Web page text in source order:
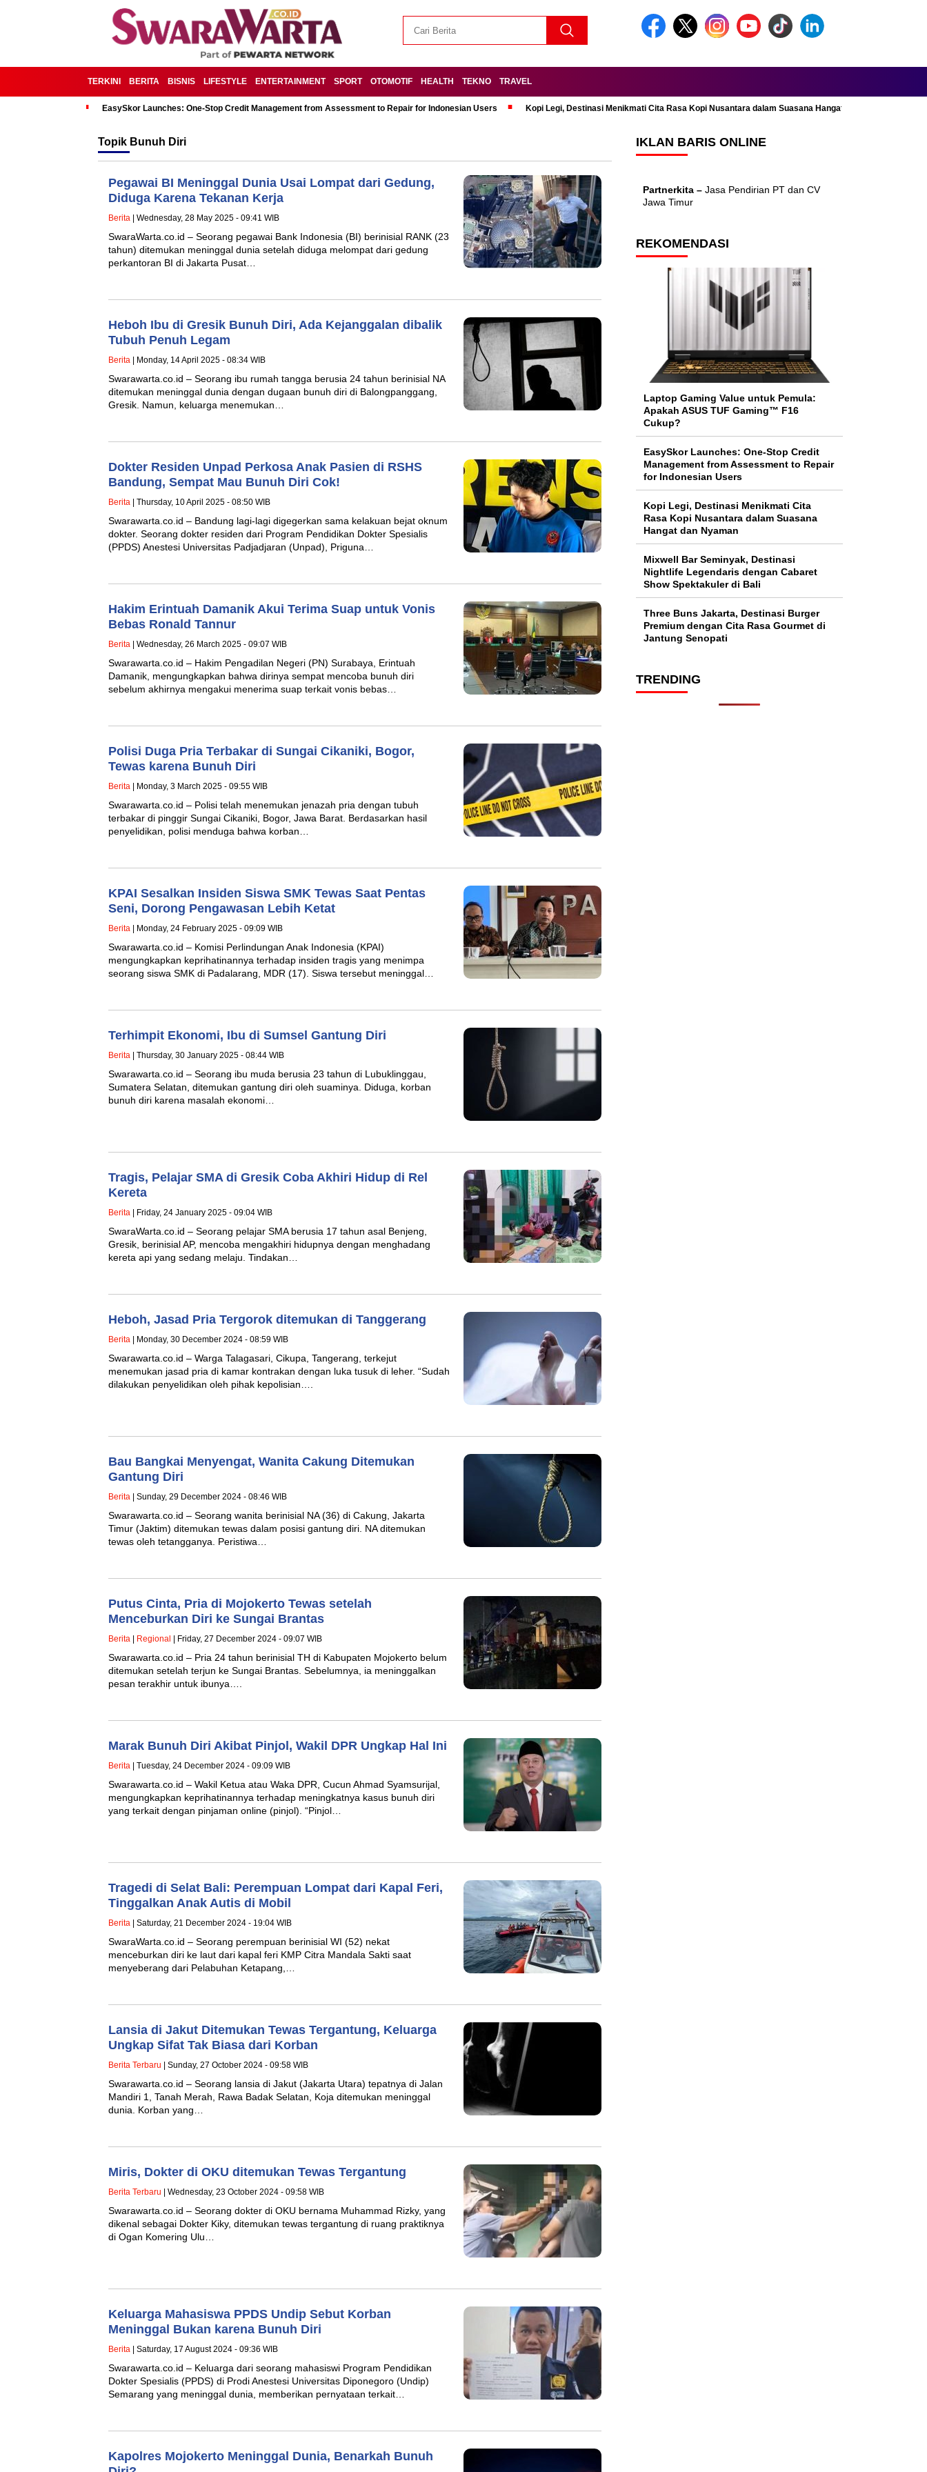
TERKINI BERITA BISNIS LIFESTYLE ENTERTAINMENT SPORT OTOMOTIF HEALTH TEKNO TRAVEL
EasySkor Launches: One-Stop Credit Management from Assessment to Repair for Indonesian Users Kopi Legi, Destinasi Menikmati Cita Rasa Kopi Nusantara dalam Suasana Hangat dan Nyaman
Topik Bunuh Diri
Pegawai BI Meninggal Dunia Usai Lompat dari Gedung,
Diduga Karena Tekanan Kerja
Berita | Wednesday, 28 May 2025 - 09:41 WIB
SwaraWarta.co.id – Seorang pegawai Bank Indonesia (BI) berinisial RANK (23
tahun) ditemukan meninggal dunia setelah diduga melompat dari gedung
perkantoran BI di Jakarta Pusat…
Heboh Ibu di Gresik Bunuh Diri, Ada Kejanggalan dibalik
Tubuh Penuh Legam
Berita | Monday, 14 April 2025 - 08:34 WIB
Swarawarta.co.id – Seorang ibu rumah tangga berusia 24 tahun berinisial NA
ditemukan meninggal dunia dengan dugaan bunuh diri di Balongpanggang,
Gresik. Namun, keluarga menemukan…
Dokter Residen Unpad Perkosa Anak Pasien di RSHS
Bandung, Sempat Mau Bunuh Diri Cok!
Berita | Thursday, 10 April 2025 - 08:50 WIB
Swarawarta.co.id – Bandung lagi-lagi digegerkan sama kelakuan bejat oknum
dokter. Seorang dokter residen dari Program Pendidikan Dokter Spesialis
(PPDS) Anestesi Universitas Padjadjaran (Unpad), Priguna…
Hakim Erintuah Damanik Akui Terima Suap untuk Vonis
Bebas Ronald Tannur
Berita | Wednesday, 26 March 2025 - 09:07 WIB
Swarawarta.co.id – Hakim Pengadilan Negeri (PN) Surabaya, Erintuah
Damanik, mengungkapkan bahwa dirinya sempat mencoba bunuh diri
sebelum akhirnya mengakui menerima suap terkait vonis bebas…
Polisi Duga Pria Terbakar di Sungai Cikaniki, Bogor,
Tewas karena Bunuh Diri
Berita | Monday, 3 March 2025 - 09:55 WIB
Swarawarta.co.id – Polisi telah menemukan jenazah pria dengan tubuh
terbakar di pinggir Sungai Cikaniki, Bogor, Jawa Barat. Berdasarkan hasil
penyelidikan, polisi menduga bahwa korban…
KPAI Sesalkan Insiden Siswa SMK Tewas Saat Pentas
Seni, Dorong Pengawasan Lebih Ketat
Berita | Monday, 24 February 2025 - 09:09 WIB
Swarawarta.co.id – Komisi Perlindungan Anak Indonesia (KPAI)
mengungkapkan keprihatinannya terhadap insiden tragis yang menimpa
seorang siswa SMK di Padalarang, MDR (17). Siswa tersebut meninggal…
Terhimpit Ekonomi, Ibu di Sumsel Gantung Diri
Berita | Thursday, 30 January 2025 - 08:44 WIB
Swarawarta.co.id – Seorang ibu muda berusia 23 tahun di Lubuklinggau,
Sumatera Selatan, ditemukan gantung diri oleh suaminya. Diduga, korban
bunuh diri karena masalah ekonomi…
Tragis, Pelajar SMA di Gresik Coba Akhiri Hidup di Rel
Kereta
Berita | Friday, 24 January 2025 - 09:04 WIB
SwaraWarta.co.id – Seorang pelajar SMA berusia 17 tahun asal Benjeng,
Gresik, berinisial AP, mencoba mengakhiri hidupnya dengan menghadang
kereta api yang sedang melaju. Tindakan…
Heboh, Jasad Pria Tergorok ditemukan di Tanggerang
Berita | Monday, 30 December 2024 - 08:59 WIB
Swarawarta.co.id – Warga Talagasari, Cikupa, Tangerang, terkejut
menemukan jasad pria di kamar kontrakan dengan luka tusuk di leher. “Sudah
dilakukan penyelidikan oleh pihak kepolisian….
Bau Bangkai Menyengat, Wanita Cakung Ditemukan
Gantung Diri
Berita | Sunday, 29 December 2024 - 08:46 WIB
Swarawarta.co.id – Seorang wanita berinisial NA (36) di Cakung, Jakarta
Timur (Jaktim) ditemukan tewas dalam posisi gantung diri. NA ditemukan
tewas oleh tetangganya. Peristiwa…
Putus Cinta, Pria di Mojokerto Tewas setelah
Menceburkan Diri ke Sungai Brantas
Berita Regional | Friday, 27 December 2024 - 09:07 WIB
Swarawarta.co.id – Pria 24 tahun berinisial TH di Kabupaten Mojokerto belum
ditemukan setelah terjun ke Sungai Brantas. Sebelumnya, ia meninggalkan
pesan terakhir untuk ibunya….
Marak Bunuh Diri Akibat Pinjol, Wakil DPR Ungkap Hal Ini
Berita | Tuesday, 24 December 2024 - 09:09 WIB
Swarawarta.co.id – Wakil Ketua atau Waka DPR, Cucun Ahmad Syamsurijal,
mengungkapkan keprihatinannya terhadap meningkatnya kasus bunuh diri
yang terkait dengan pinjaman online (pinjol). “Pinjol…
Tragedi di Selat Bali: Perempuan Lompat dari Kapal Feri,
Tinggalkan Anak Autis di Mobil
Berita | Saturday, 21 December 2024 - 19:04 WIB
SwaraWarta.co.id – Seorang perempuan berinisial WI (52) nekat
menceburkan diri ke laut dari kapal feri KMP Citra Mandala Sakti saat
menyeberang dari Pelabuhan Ketapang,…
Lansia di Jakut Ditemukan Tewas Tergantung, Keluarga
Ungkap Sifat Tak Biasa dari Korban
Berita Terbaru | Sunday, 27 October 2024 - 09:58 WIB
Swarawarta.co.id – Seorang lansia di Jakut (Jakarta Utara) tepatnya di Jalan
Mandiri 1, Tanah Merah, Rawa Badak Selatan, Koja ditemukan meninggal
dunia. Korban yang…
Miris, Dokter di OKU ditemukan Tewas Tergantung
Berita Terbaru | Wednesday, 23 October 2024 - 09:58 WIB
Swarawarta.co.id – Seorang dokter di OKU bernama Muhammad Rizky, yang
dikenal sebagai Dokter Kiky, ditemukan tewas tergantung di ruang praktiknya
di Ogan Komering Ulu…
Keluarga Mahasiswa PPDS Undip Sebut Korban
Meninggal Bukan karena Bunuh Diri
Berita | Saturday, 17 August 2024 - 09:36 WIB
Swarawarta.co.id – Keluarga dari seorang mahasiswi Program Pendidikan
Dokter Spesialis (PPDS) di Prodi Anestesi Universitas Diponegoro (Undip)
Semarang yang meninggal dunia, memberikan pernyataan terkait…
Kapolres Mojokerto Meninggal Dunia, Benarkah Bunuh
IKLAN BARIS ONLINE
Partnerkita – Jasa Pendirian PT dan CV
Jawa Timur
REKOMENDASI
Laptop Gaming Value untuk Pemula:
Apakah ASUS TUF Gaming™ F16
Cukup?
EasySkor Launches: One-Stop Credit
Management from Assessment to Repair
for Indonesian Users
Kopi Legi, Destinasi Menikmati Cita
Rasa Kopi Nusantara dalam Suasana
Hangat dan Nyaman
Mixwell Bar Seminyak, Destinasi
Nightlife Legendaris dengan Cabaret
Show Spektakuler di Bali
Three Buns Jakarta, Destinasi Burger
Premium dengan Cita Rasa Gourmet di
Jantung Senopati
TRENDING